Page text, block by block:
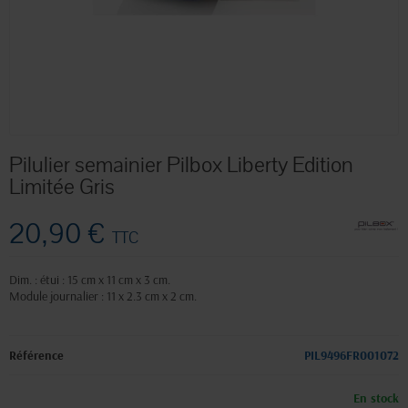
Pilulier semainier Pilbox Liberty Edition
Limitée Gris
20,90 € TTC
Dim. : étui : 15 cm x 11 cm x 3 cm.
Module journalier : 11 x 2.3 cm x 2 cm.
Référence PIL9496FR001072
En stock